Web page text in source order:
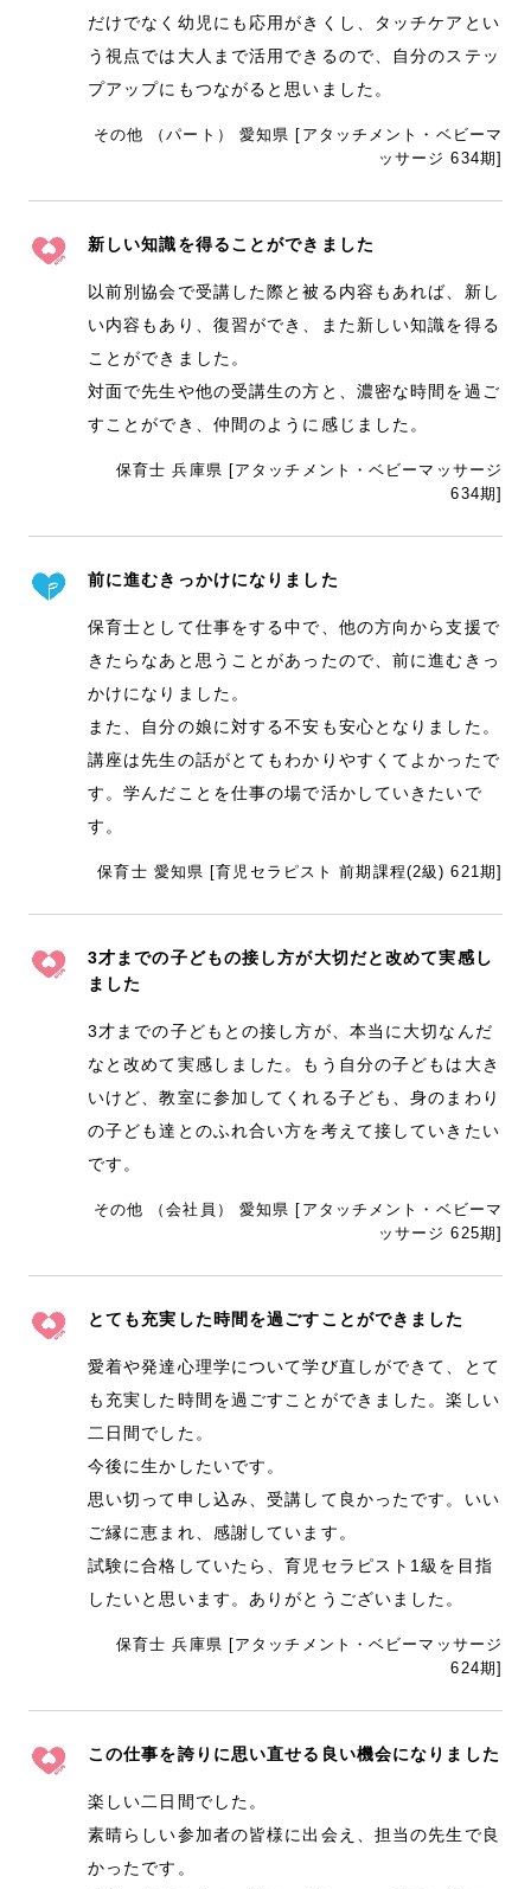
だけでなく幼児にも応用がきくし、タッチケアとい
う視点では大人まで活用できるので、自分のステッ
プアップにもつながると思いました。
その他 （パート） 愛知県 [アタッチメント・ベビーマ
ッサージ 634期]
新しい知識を得ることができました
以前別協会で受講した際と被る内容もあれば、新し
い内容もあり、復習ができ、また新しい知識を得る
ことができました。
対面で先生や他の受講生の方と、濃密な時間を過ご
すことができ、仲間のように感じました。
保育士 兵庫県 [アタッチメント・ベビーマッサージ
634期]
前に進むきっかけになりました
保育士として仕事をする中で、他の方向から支援で
きたらなあと思うことがあったので、前に進むきっ
かけになりました。
また、自分の娘に対する不安も安心となりました。
講座は先生の話がとてもわかりやすくてよかったで
す。学んだことを仕事の場で活かしていきたいで
す。
保育士 愛知県 [育児セラピスト 前期課程(2級) 621期]
3才までの子どもの接し方が大切だと改めて実感し
ました
3才までの子どもとの接し方が、本当に大切なんだ
なと改めて実感しました。もう自分の子どもは大き
いけど、教室に参加してくれる子ども、身のまわり
の子ども達とのふれ合い方を考えて接していきたい
です。
その他 （会社員） 愛知県 [アタッチメント・ベビーマ
ッサージ 625期]
とても充実した時間を過ごすことができました
愛着や発達心理学について学び直しができて、とて
も充実した時間を過ごすことができました。楽しい
二日間でした。
今後に生かしたいです。
思い切って申し込み、受講して良かったです。いい
ご縁に恵まれ、感謝しています。
試験に合格していたら、育児セラピスト1級を目指
したいと思います。ありがとうございました。
保育士 兵庫県 [アタッチメント・ベビーマッサージ
624期]
この仕事を誇りに思い直せる良い機会になりました
楽しい二日間でした。
素晴らしい参加者の皆様に出会え、担当の先生で良
かったです。